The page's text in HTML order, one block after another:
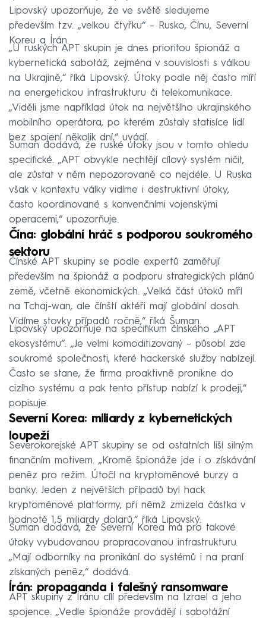
Lipovský upozorňuje, že ve světě sledujeme
především tzv. „velkou čtyřku“ – Rusko, Čínu, Severní
Koreu a Írán.
„U ruských APT skupin je dnes prioritou špionáž a
kybernetická sabotáž, zejména v souvislosti s válkou
na Ukrajině,“ říká Lipovský. Útoky podle něj často míří
na energetickou infrastrukturu či telekomunikace.
„Viděli jsme například útok na největšího ukrajinského
mobilního operátora, po kterém zůstaly statisíce lidí
bez spojení několik dní,“ uvádí.
Šuman dodává, že ruské útoky jsou v tomto ohledu
specifické. „APT obvykle nechtějí cílový systém ničit,
ale zůstat v něm nepozorovaně co nejdéle. U Ruska
však v kontextu války vidíme i destruktivní útoky,
často koordinované s konvenčními vojenskými
operacemi,“ upozorňuje.
Čína: globální hráč s podporou soukromého
sektoru
Čínské APT skupiny se podle expertů zaměřují
především na špionáž a podporu strategických plánů
země, včetně ekonomických. „Velká část útoků míří
na Tchaj-wan, ale čínští aktéři mají globální dosah.
Vidíme stovky případů ročně,“ říká Šuman.
Lipovský upozorňuje na specifikum čínského „APT
ekosystému“. „Je velmi komoditizovaný – působí zde
soukromé společnosti, které hackerské služby nabízejí.
Často se stane, že firma proaktivně pronikne do
cizího systému a pak tento přístup nabízí k prodeji,“
popisuje.
Severní Korea: miliardy z kybernetických
loupeží
Severokorejské APT skupiny se od ostatních liší silným
finančním motivem. „Kromě špionáže jde i o získávání
peněz pro režim. Útočí na kryptoměnové burzy a
banky. Jeden z největších případů byl hack
kryptoměnové platformy, při němž zmizela částka v
hodnotě 1,5 miliardy dolarů,“ říká Lipovský.
Šuman dodává, že Severní Korea má pro takové
útoky vybudovanou propracovanou infrastrukturu.
„Mají odborníky na pronikání do systémů i na praní
získaných peněz,“ dodává.
Írán: propaganda i falešný ransomware
APT skupiny z Íránu cílí především na Izrael a jeho
spojence. „Vedle špionáže provádějí i sabotážní